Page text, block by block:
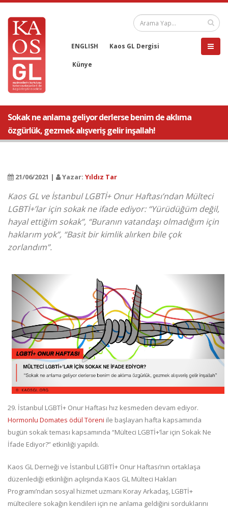
ENGLISH Kaos GL Dergisi
Künye
Sokak ne anlama geliyor derlerse benim de aklıma
özgürlük, gezmek alışveriş gelir inşallah!
21/06/2021 | Yazar: Yıldız Tar
Kaos GL ve İstanbul LGBTİ+ Onur Haftası’ndan Mülteci
LGBTİ+’lar için sokak ne ifade ediyor: “Yürüdüğüm değil,
hayal ettiğim sokak”, “Buranın vatandaşı olmadığım için
haklarım yok”, “Basit bir kimlik alırken bile çok
zorlandım”.
29. İstanbul LGBTİ+ Onur Haftası hız kesmeden devam ediyor.
Hormonlu Domates ödül Töreni ile başlayan hafta kapsamında
bugün sokak teması kapsamında “Mülteci LGBTİ+’lar için Sokak Ne
İfade Ediyor?” etkinliği yapıldı.
Kaos GL Derneği ve İstanbul LGBTİ+ Onur Haftası’nın ortaklaşa
düzenlediği etkinliğin açılışında Kaos GL Mülteci Hakları
Programı’ndan sosyal hizmet uzmanı Koray Arkadaş, LGBTİ+
mültecilere sokağın kendileri için ne anlama geldiğini sorduklarını